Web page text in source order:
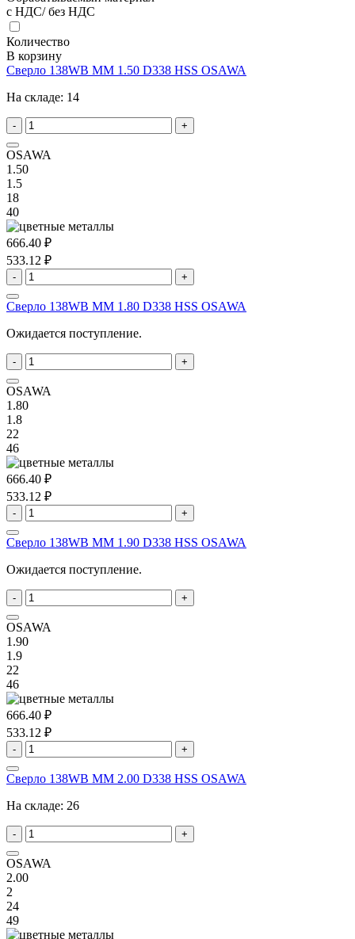
с НДС/ без НДС
Количество
В корзину
Сверло 138WB MM 1.50 D338 HSS OSAWA
На складе: 14
- +
OSAWA
1.50
1.5
18
40
666.40 ₽
533.12 ₽
- +
Сверло 138WB MM 1.80 D338 HSS OSAWA
Ожидается поступление.
- +
OSAWA
1.80
1.8
22
46
666.40 ₽
533.12 ₽
- +
Сверло 138WB MM 1.90 D338 HSS OSAWA
Ожидается поступление.
- +
OSAWA
1.90
1.9
22
46
666.40 ₽
533.12 ₽
- +
Сверло 138WB MM 2.00 D338 HSS OSAWA
На складе: 26
- +
OSAWA
2.00
2
24
49